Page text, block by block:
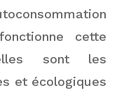
cette
sont les
et écologiques